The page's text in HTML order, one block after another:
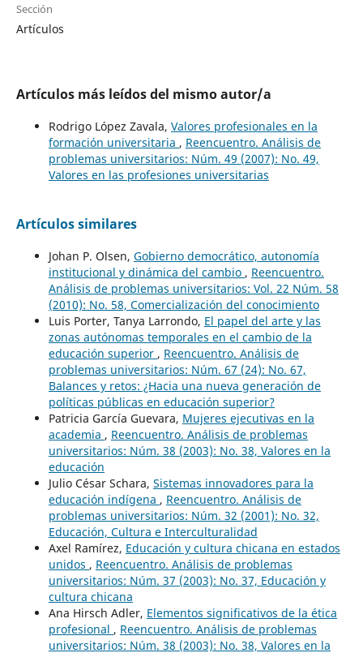
Sección
Artículos
Artículos más leídos del mismo autor/a
Rodrigo López Zavala, Valores profesionales en la
formación universitaria , Reencuentro. Análisis de
problemas universitarios: Núm. 49 (2007): No. 49,
Valores en las profesiones universitarias
Artículos similares
Johan P. Olsen, Gobierno democrático, autonomía
institucional y dinámica del cambio , Reencuentro.
Análisis de problemas universitarios: Vol. 22 Núm. 58
(2010): No. 58, Comercialización del conocimiento
Luis Porter, Tanya Larrondo, El papel del arte y las
zonas autónomas temporales en el cambio de la
educación superior , Reencuentro. Análisis de
problemas universitarios: Núm. 67 (24): No. 67,
Balances y retos: ¿Hacia una nueva generación de
políticas públicas en educación superior?
Patricia García Guevara, Mujeres ejecutivas en la
academia , Reencuentro. Análisis de problemas
universitarios: Núm. 38 (2003): No. 38, Valores en la
educación
Julio César Schara, Sistemas innovadores para la
educación indígena , Reencuentro. Análisis de
problemas universitarios: Núm. 32 (2001): No. 32,
Educación, Cultura e Interculturalidad
Axel Ramírez, Educación y cultura chicana en estados
unidos , Reencuentro. Análisis de problemas
universitarios: Núm. 37 (2003): No. 37, Educación y
cultura chicana
Ana Hirsch Adler, Elementos significativos de la ética
profesional , Reencuentro. Análisis de problemas
universitarios: Núm. 38 (2003): No. 38, Valores en la